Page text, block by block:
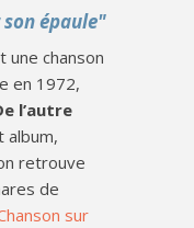
épaule"
une chanson
en 1972,
l’autre
album,
retrouve
de
sur